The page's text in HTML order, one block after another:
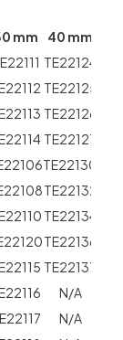
mm 40 mm
TE22124
TE22125
TE22126
TE22127
TE22130
TE22132
TE22134
TE22136
TE22137
N/A
N/A